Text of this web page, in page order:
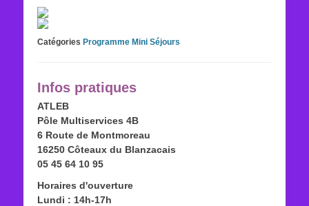
on
Catégories Programme Mini Séjours
Infos pratiques
ATLEB
Pôle Multiservices 4B
6 Route de Montmoreau
16250 Côteaux du Blanzacais
05 45 64 10 95
Horaires d'ouverture
Lundi : 14h-17h